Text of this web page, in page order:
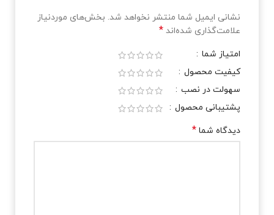
نشانی ایمیل شما منتشر نخواهد شد. بخش‌های موردنیاز
علامت‌گذاری شده‌اند *
امتیاز شما
کیفیت محصول
سهولت در نصب
پشتیبانی محصول
دیدگاه شما *